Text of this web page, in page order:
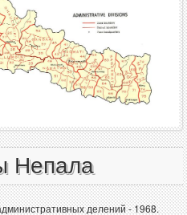
Непала
делений - 1968.